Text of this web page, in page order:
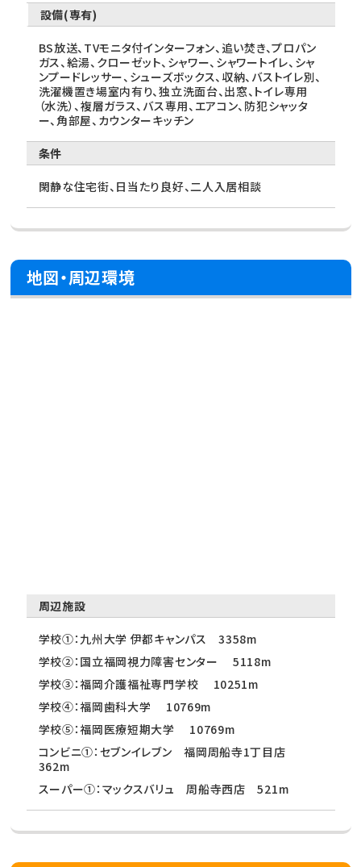
設備(専有)
BS放送、TVモニタ付インターフォン、追い焚き、プロパン
ガス、給湯、クローゼット、シャワー、シャワートイレ、シャ
ンプードレッサー、シューズボックス、収納、バストイレ別、
洗濯機置き場室内有り、独立洗面台、出窓、トイレ専用
（水洗）、複層ガラス、バス専用、エアコン、防犯シャッタ
ー、角部屋、カウンターキッチン
条件
閑静な住宅街、日当たり良好、二人入居相談
地図・周辺環境
周辺施設
学校①：九州大学 伊都キャンパス 3358m
学校②：国立福岡視力障害センター 5118m
学校③：福岡介護福祉専門学校 10251m
学校④：福岡歯科大学 10769m
学校⑤：福岡医療短期大学 10769m
コンビニ①：セブンイレブン 福岡周船寺1丁目店
362m
スーパー①：マックスバリュ 周船寺西店 521m